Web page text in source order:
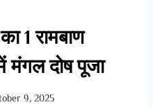
1 रामबाण
मंगल दोष पूजा
9, 2025